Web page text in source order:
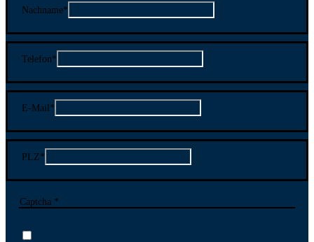
Nachname*
Telefon*
E-Mail*
PLZ*
Captcha *